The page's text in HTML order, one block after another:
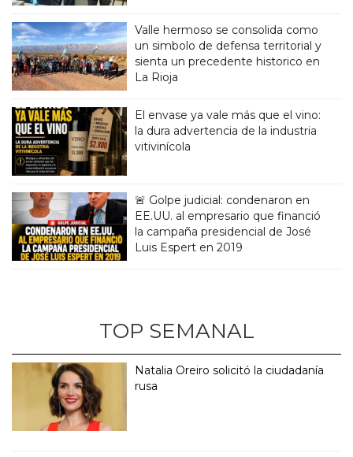
Valle hermoso se consolida como
un simbolo de defensa territorial y
sienta un precedente historico en
La Rioja
El envase ya vale más que el vino:
la dura advertencia de la industria
vitivinícola
🚨 Golpe judicial: condenaron en
EE.UU. al empresario que financió
la campaña presidencial de José
Luis Espert en 2019
TOP SEMANAL
Natalia Oreiro solicitó la ciudadanía
rusa